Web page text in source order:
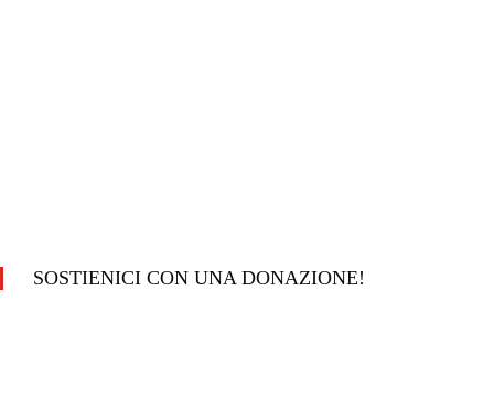
SOSTIENICI CON UNA DONAZIONE!